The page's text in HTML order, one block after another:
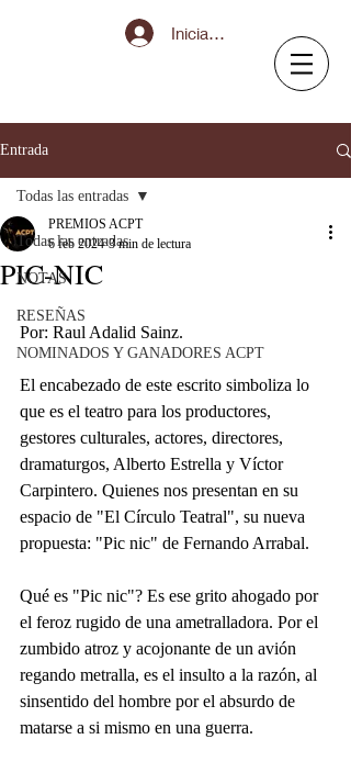
Iniciar sesión
Entrada
Todas las entradas
NOTAS
RESEÑAS
NOMINADOS Y GANADORES ACPT
Todas las entradas
PIC-NIC
PREMIOS ACPT
6 feb 2024 3 min de lectura
Por: Raul Adalid Sainz.
El encabezado de este escrito simboliza lo
que es el teatro para los productores,
gestores culturales, actores, directores,
dramaturgos, Alberto Estrella y Víctor
Carpintero. Quienes nos presentan en su
espacio de "El Círculo Teatral", su nueva
propuesta: "Pic nic" de Fernando Arrabal.
Qué es "Pic nic"? Es ese grito ahogado por
el feroz rugido de una ametralladora. Por el
zumbido atroz y acojonante de un avión
regando metralla, es el insulto a la razón, al
sinsentido del hombre por el absurdo de
matarse a si mismo en una guerra.